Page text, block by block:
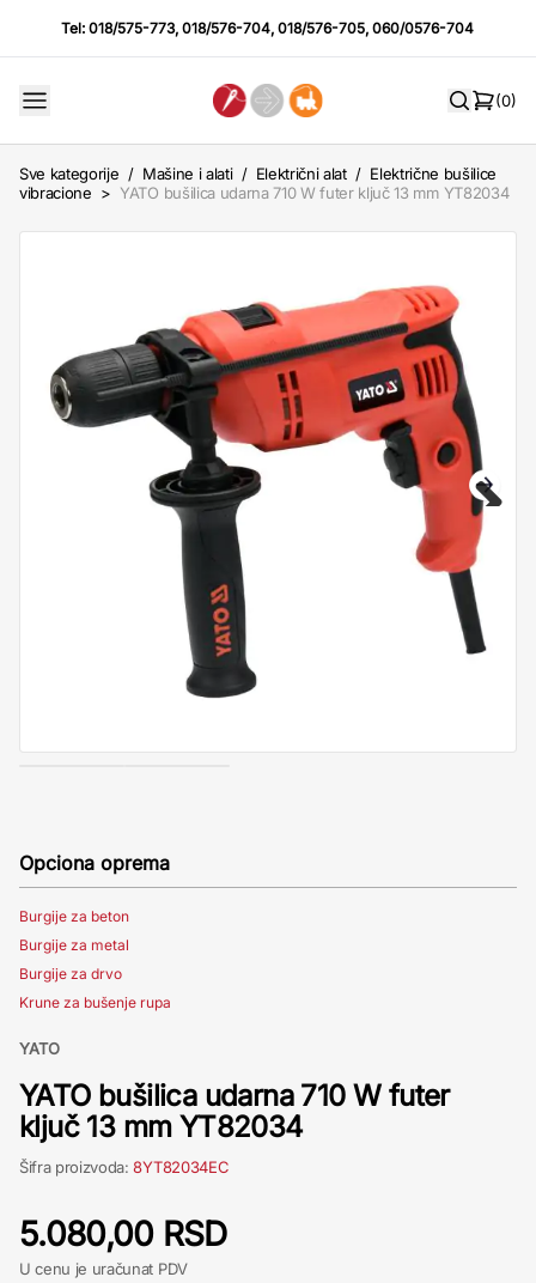
Tel:018/575-773,018/576-704,018/576-705,060/0576-704
(0)
Sve kategorije / Mašine i alati / Električni alat / Električne bušilice
vibracione >YATO bušilica udarna 710 W futer ključ 13 mm YT82034
Opciona oprema
Burgije za beton
Burgije za metal
Burgije za drvo
Krune za bušenje rupa
YATO
YATO bušilica udarna 710 W futer
ključ 13 mm YT82034
Šifra proizvoda:8YT82034EC
5.080,00 RSD
U cenu je uračunat PDV